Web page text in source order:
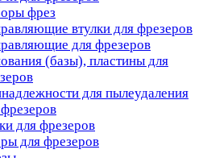
фрез
втулки для фрезеров
для фрезеров
(базы), пластины для
для пылеудаления
для фрезеров
для фрезеров